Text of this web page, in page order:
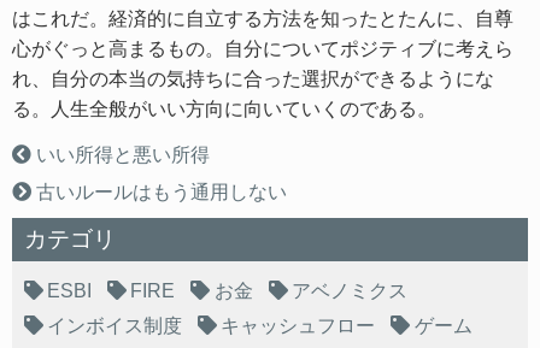
はこれだ。経済的に自立する方法を知ったとたんに、自尊
心がぐっと高まるもの。自分についてポジティブに考えら
れ、自分の本当の気持ちに合った選択ができるようにな
る。人生全般がいい方向に向いていくのである。
いい所得と悪い所得
古いルールはもう通用しない
カテゴリ
ESBI FIRE お金
アベノミクス
インボイス制度
キャッシュフロー
ゲーム